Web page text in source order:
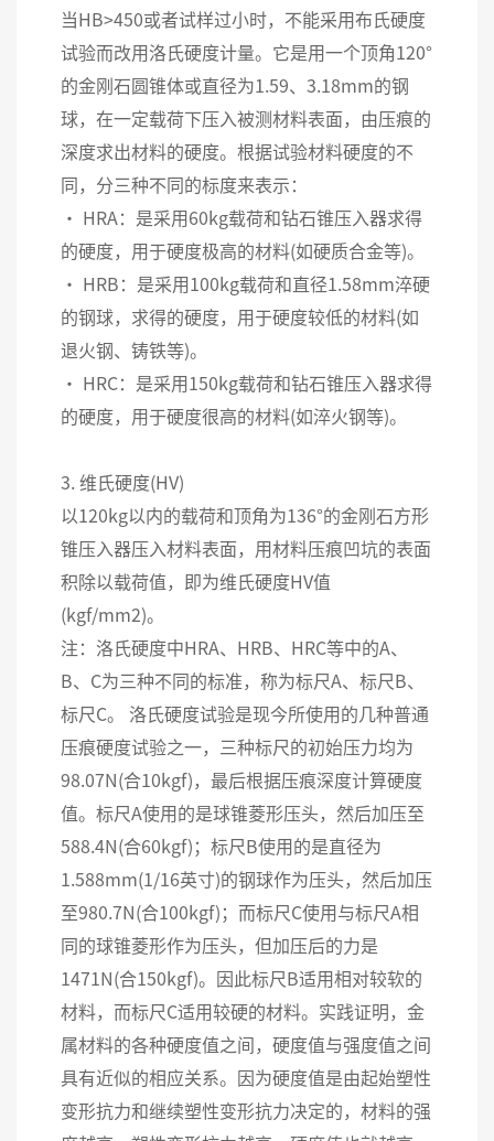
当HB>450或者试样过小时，不能采用布氏硬度
试验而改用洛氏硬度计量。它是用一个顶角120°
的金刚石圆锥体或直径为1.59、3.18mm的钢
球，在一定载荷下压入被测材料表面，由压痕的
深度求出材料的硬度。根据试验材料硬度的不
同，分三种不同的标度来表示：
• HRA：是采用60kg载荷和钻石锥压入器求得
的硬度，用于硬度极高的材料(如硬质合金等)。
• HRB：是采用100kg载荷和直径1.58mm淬硬
的钢球，求得的硬度，用于硬度较低的材料(如
退火钢、铸铁等)。
• HRC：是采用150kg载荷和钻石锥压入器求得
的硬度，用于硬度很高的材料(如淬火钢等)。
3. 维氏硬度(HV)
以120kg以内的载荷和顶角为136°的金刚石方形
锥压入器压入材料表面，用材料压痕凹坑的表面
积除以载荷值，即为维氏硬度HV值
(kgf/mm2)。
注：洛氏硬度中HRA、HRB、HRC等中的A、
B、C为三种不同的标准，称为标尺A、标尺B、
标尺C。 洛氏硬度试验是现今所使用的几种普通
压痕硬度试验之一，三种标尺的初始压力均为
98.07N(合10kgf)，最后根据压痕深度计算硬度
值。标尺A使用的是球锥菱形压头，然后加压至
588.4N(合60kgf)；标尺B使用的是直径为
1.588mm(1/16英寸)的钢球作为压头，然后加压
至980.7N(合100kgf)；而标尺C使用与标尺A相
同的球锥菱形作为压头，但加压后的力是
1471N(合150kgf)。因此标尺B适用相对较软的
材料，而标尺C适用较硬的材料。实践证明，金
属材料的各种硬度值之间，硬度值与强度值之间
具有近似的相应关系。因为硬度值是由起始塑性
变形抗力和继续塑性变形抗力决定的，材料的强